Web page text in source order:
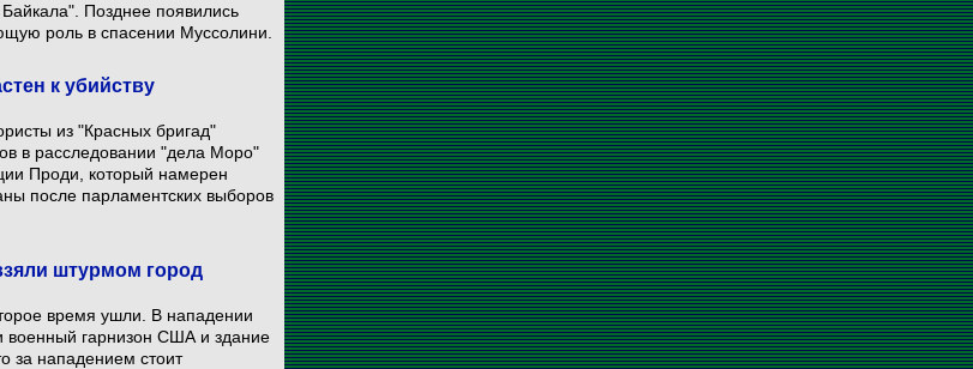
Позднее появились
роль в спасении Муссолини.
к убийству
из "Красных бригад"
в расследовании "дела Моро"
Проди, который намерен
после парламентских выборов
штурмом город
время ушли. В нападении
военный гарнизон США и здание
за нападением стоит